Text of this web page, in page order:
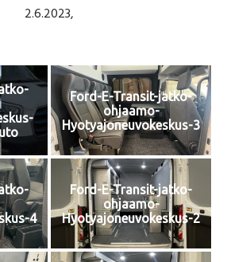
2.6.2023,
Ford-E-Transit-jatko-
ohjaamo-
Hyotyajoneuvokeskus-3
4
Ford-E-Transit-jatko-
ohjaamo-
Hyotyajoneuvokeskus-2